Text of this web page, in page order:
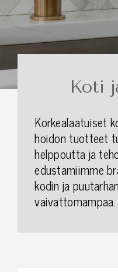
Koti
Korkealaatuiset
hoidon tuotteet
helppoutta ja
edustamiimme
kodin ja
vaivattomampaa.